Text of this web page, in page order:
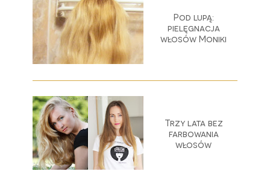
Pod lupą:
pielęgnacja
włosów Moniki
Trzy lata bez
farbowania
włosów